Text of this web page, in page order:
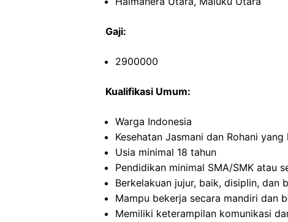
Gaji:
2900000
Kualifikasi Umum:
Warga Indonesia
Kesehatan Jasmani dan Rohani yang
Usia minimal 18 tahun
Pendidikan minimal SMA/SMK atau
Berkelakuan jujur, baik, disiplin, dan
Mampu bekerja secara mandiri dan
Memiliki keterampilan komunikasi